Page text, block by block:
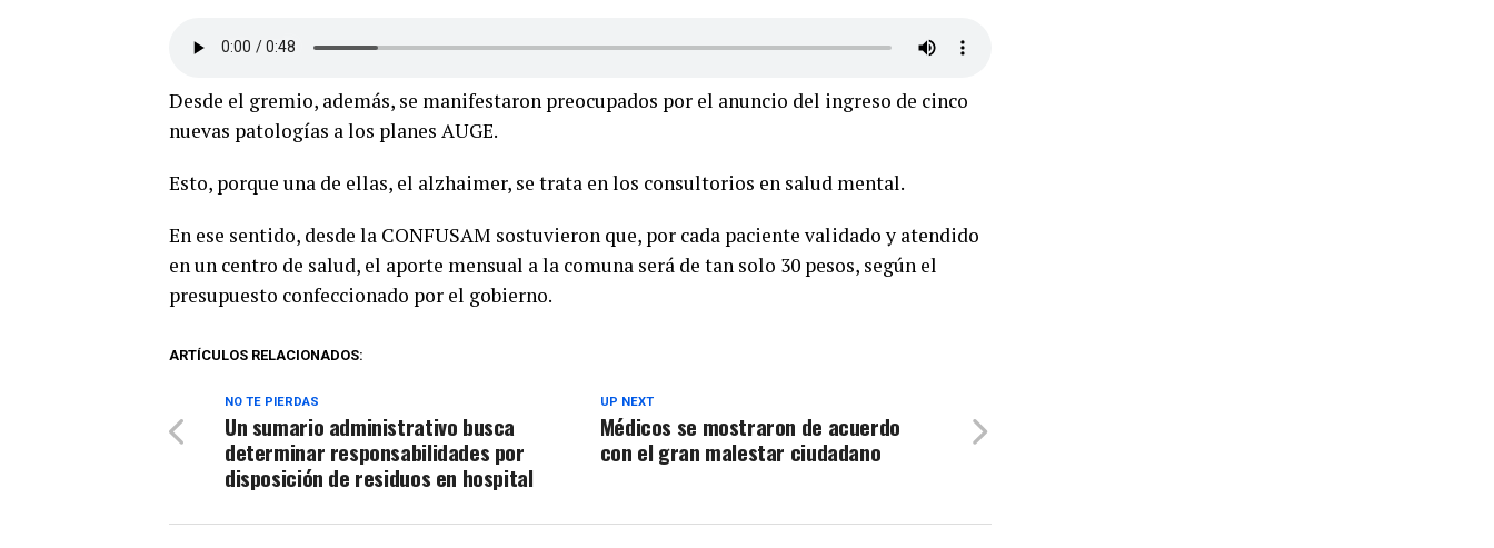
Desde el gremio, además, se manifestaron preocupados por el anuncio del ingreso de cinco
nuevas patologías a los planes AUGE.
Esto, porque una de ellas, el alzhaimer, se trata en los consultorios en salud mental.
En ese sentido, desde la CONFUSAM sostuvieron que, por cada paciente validado y atendido
en un centro de salud, el aporte mensual a la comuna será de tan solo 30 pesos, según el
presupuesto confeccionado por el gobierno.
ARTÍCULOS RELACIONADOS:
UP NEXT
Médicos se mostraron de acuerdo
con el gran malestar ciudadano
NO TE PIERDAS
Un sumario administrativo busca
determinar responsabilidades por
disposición de residuos en hospital